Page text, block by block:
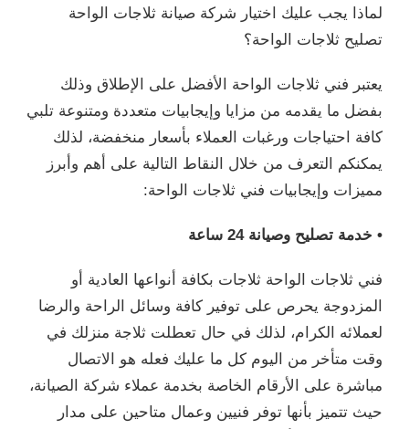
لماذا يجب عليك اختيار شركة صيانة ثلاجات الواحة
تصليح ثلاجات الواحة؟
يعتبر فني ثلاجات الواحة الأفضل على الإطلاق وذلك
بفضل ما يقدمه من مزايا وإيجابيات متعددة ومتنوعة تلبي
كافة احتياجات ورغبات العملاء بأسعار منخفضة، لذلك
يمكنكم التعرف من خلال النقاط التالية على أهم وأبرز
مميزات وإيجابيات فني ثلاجات الواحة:
• خدمة تصليح وصيانة 24 ساعة
فني ثلاجات الواحة ثلاجات بكافة أنواعها العادية أو
المزدوجة يحرص على توفير كافة وسائل الراحة والرضا
لعملائه الكرام، لذلك في حال تعطلت ثلاجة منزلك في
وقت متأخر من اليوم كل ما عليك فعله هو الاتصال
مباشرة على الأرقام الخاصة بخدمة عملاء شركة الصيانة،
حيث تتميز بأنها توفر فنيين وعمال متاحين على مدار